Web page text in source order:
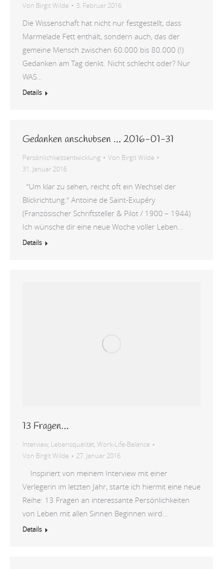
Von Birgit Wilde 3. Februar 2016
Die Wissenschaft hat nicht nur festgestellt, dass
Marmelade Fett enthält, sondern auch, das der
gemeine Mensch zwischen 60.000 bis 80.000 (!)
Gedanken am Tag denkt. Nicht schlecht oder? Nur
WAS…
Details
Gedanken anschubsen … 2016-01-31
Persönlichkeitsentwicklung Von Birgit Wilde
31. Januar 2016
“Um klar zu sehen, reicht oft ein Wechsel der
Blickrichtung.“ Antoine de Saint-Exupéry
(Französischer Schriftsteller & Pilot / 1900 – 1944)
Ich wünsche dir eine neue Woche voller Leben…
Details
13 Fragen…
Interview, Lebensqualität, Work-Life-Balance
Von Birgit Wilde 27. Januar 2016
Inspiriert von meinem Interview mit einer
Verlegerin im letzten Jahr, starte ich hiermit eine neue
Reihe: 13 Fragen an interessante Persönlichkeiten
von Leben mit allen Sinnen Beginnen wird…
Details